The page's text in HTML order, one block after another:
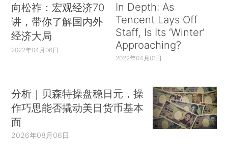
向松祚：宏观经济70
讲，带你了解国内外
经济大局
2022年04月06日
In Depth: As
Tencent Lays Off
Staff, Is Its ‘Winter’
Approaching?
2022年04月01日
分析｜贝森特操盘稳日元，操
作巧思能否撬动美日货币基本
面
2026年08月06日